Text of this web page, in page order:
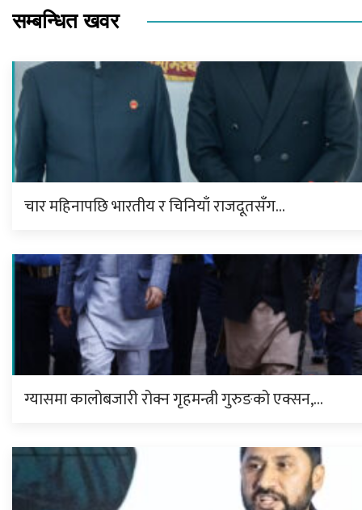
सम्बन्धित खवर
चार महिनापछि भारतीय र चिनियाँ राजदूतसँग…
ग्यासमा कालोबजारी रोक्न गृहमन्त्री गुरुङको एक्सन,…